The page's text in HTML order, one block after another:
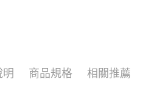
明 商品規格 相關推薦